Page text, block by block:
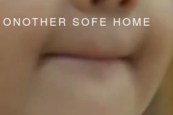
SOFE HOME